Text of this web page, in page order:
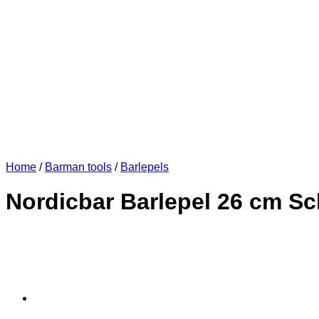
Home / Barman tools / Barlepels
Nordicbar Barlepel 26 cm